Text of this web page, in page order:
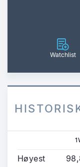
Watchlist
Høyest